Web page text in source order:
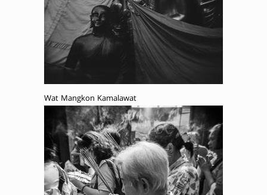
Wat Mangkon Kamalawat